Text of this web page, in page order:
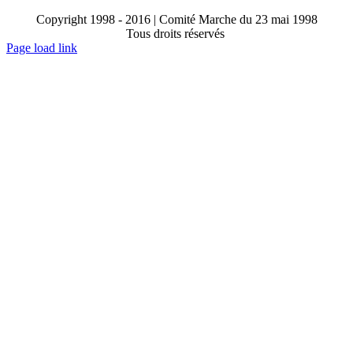
Copyright 1998 - 2016 | Comité Marche du 23 mai 1998
Tous droits réservés
Toggle
Page load link